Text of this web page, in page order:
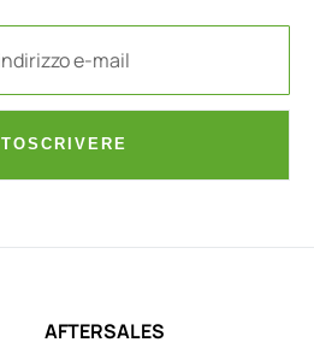
AFTERSALES